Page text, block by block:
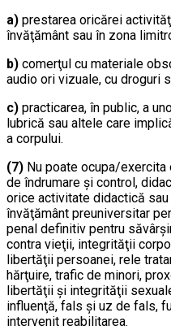
a) prestarea oricărei
învăţământ sau în zona
b) comerţul cu materiale
audio ori vizuale, cu droguri
c) practicarea, în public, a
lubrică sau altele care
a corpului.
(7) Nu poate ocupa/
de îndrumare şi control,
orice activitate didactică
învăţământ preuniversitar
penal definitiv pentru
contra vieţii, integrităţii
libertăţii persoanei, rele
hărţuire, trafic de minori,
libertăţii şi integrităţii
influenţă, fals şi uz de fals,
intervenit reabilitarea.